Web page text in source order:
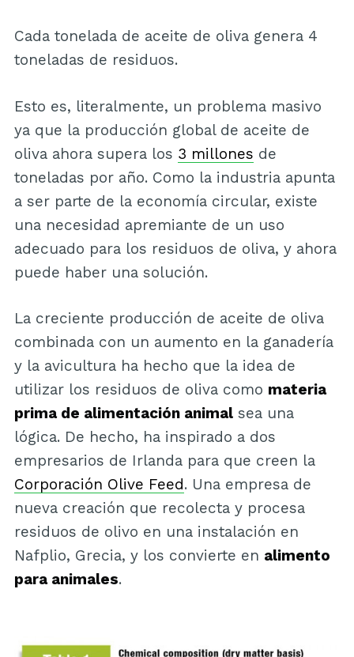
Cada tonelada de aceite de oliva genera 4
toneladas de residuos.
Esto es, literalmente, un problema masivo
ya que la producción global de aceite de
oliva ahora supera los 3 millones de
toneladas por año. Como la industria apunta
a ser parte de la economía circular, existe
una necesidad apremiante de un uso
adecuado para los residuos de oliva, y ahora
puede haber una solución.
La creciente producción de aceite de oliva
combinada con un aumento en la ganadería
y la avicultura ha hecho que la idea de
utilizar los residuos de oliva como materia
prima de alimentación animalsea una
lógica. De hecho, ha inspirado a dos
empresarios de Irlanda para que creen la
Corporación Olive Feed. Una empresa de
nueva creación que recolecta y procesa
residuos de olivo en una instalación en
Nafplio, Grecia, y los convierte en alimento
para animales.